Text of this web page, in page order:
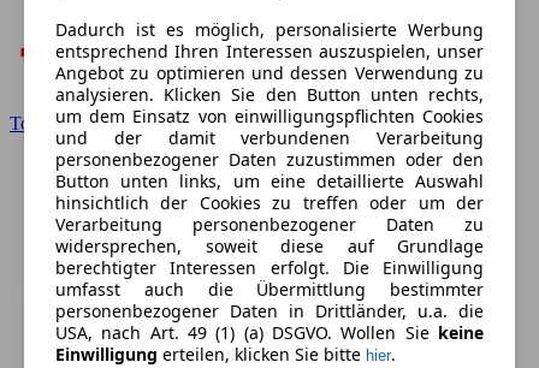
Toyota
Dadurch ist es möglich, personalisierte Werbung
entsprechend Ihren Interessen auszuspielen, unser
Angebot zu optimieren und dessen Verwendung zu
analysieren. Klicken Sie den Button unten rechts,
um dem Einsatz von einwilligungspflichten Cookies
und der damit verbundenen Verarbeitung
personenbezogener Daten zuzustimmen oder den
Button unten links, um eine detaillierte Auswahl
hinsichtlich der Cookies zu treffen oder um der
Verarbeitung personenbezogener Daten zu
widersprechen, soweit diese auf Grundlage
berechtigter Interessen erfolgt. Die Einwilligung
umfasst auch die Übermittlung bestimmter
personenbezogener Daten in Drittländer, u.a. die
USA, nach Art. 49 (1) (a) DSGVO. Wollen Sie keine
Einwilligung erteilen, klicken Sie bitte hier.